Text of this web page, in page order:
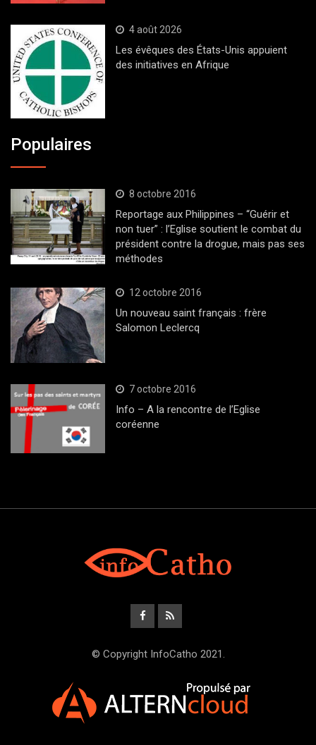
4 août 2026
Les évêques des États-Unis appuient
des initiatives en Afrique
Populaires
8 octobre 2016
Reportage aux Philippines – “Guérir et
non tuer” : l’Eglise soutient le combat du
président contre la drogue, mais pas ses
méthodes
12 octobre 2016
Un nouveau saint français : frère
Salomon Leclercq
7 octobre 2016
Info – A la rencontre de l’Eglise
coréenne
© Copyright InfoCatho 2021.